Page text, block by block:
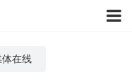
体在线